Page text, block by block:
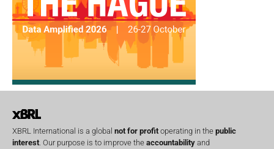
XBRL International is a global not for profitoperating in the public
interest. Our purpose is to improve the accountability and